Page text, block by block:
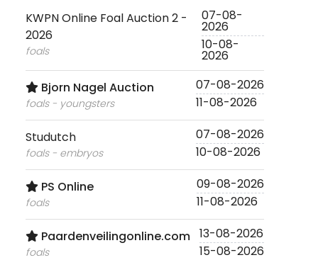
KWPN Online Foal Auction 2 -
2026
foals
07-08-
2026
10-08-
2026
Bjorn Nagel Auction
foals - youngsters
07-08-2026
11-08-2026
Studutch
foals - embryos
07-08-2026
10-08-2026
PS Online
foals
09-08-2026
11-08-2026
Paardenveilingonline.com
foals
13-08-2026
15-08-2026